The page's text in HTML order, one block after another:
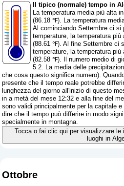
Il tipico (normale) tempo in
La temperatura media più alta
(86.18 ℉). La temperatura
Al cominciando Settembre ci si
temperature, la temperatura
(88.61 ℉). Al fine Settembre ci
temperature, la temperatura
(82.58 ℉). Il numero medio di
5.2. La media delle
che cosa questo significa numero).
presente che il tempo reale potrebbe
lunghezza del giorno all'inizio di questo
in a metà del mese 12:32 e alla fine del
sono validi principalmente per la capitale
dire che il tempo può differire in modo
specialmente in montagna.
Tocca o fai clic qui per visualizzare le
luoghi in
Ottobre